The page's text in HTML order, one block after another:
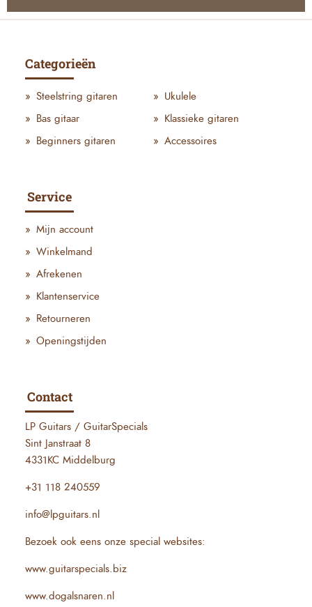
Categorieën
Steelstring gitaren
Ukulele
Bas gitaar
Klassieke gitaren
Beginners gitaren
Accessoires
Service
Mijn account
Winkelmand
Afrekenen
Klantenservice
Retourneren
Openingstijden
Contact
LP Guitars / GuitarSpecials
Sint Janstraat 8
4331KC Middelburg
+31 118 240559
info@lpguitars.nl
Bezoek ook eens onze special websites:
www.guitarspecials.biz
www.dogalsnaren.nl